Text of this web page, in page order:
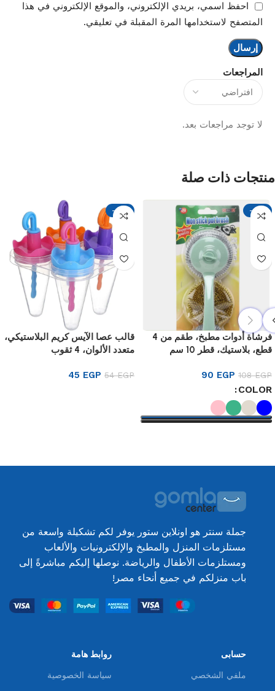
المراجعات
لا توجد مراجعات بعد.
احفظ اسمي، بريدي الإلكتروني، والموقع الإلكتروني في هذا
المتصفح لاستخدامها المرة المقبلة في تعليقي.
منتجات ذات صلة
-17%
فرشاة أدوات مطبخ، طقم من 4
قطع، بلاستيك، قطر 10 سم
108EGP
90 EGP
COLOR
-17%
قالب عصا الآيس كريم البلاستيكي،
متعدد الألوان، 4 ثقوب
54EGP
45 EGP
جملة سنتر هو اونلاين ستور يوفر لكم تشكيلة واسعة من
مستلزمات المنزل والمطبخ والإلكترونيات والألعاب
ومستلزمات الأطفال والرياضة. نوصلها إليكم مباشرةً إلى
باب منزلكم في جميع أنحاء مصر!
حسابى
ملفي الشخصي
روابط هامة
سياسة الخصوصية